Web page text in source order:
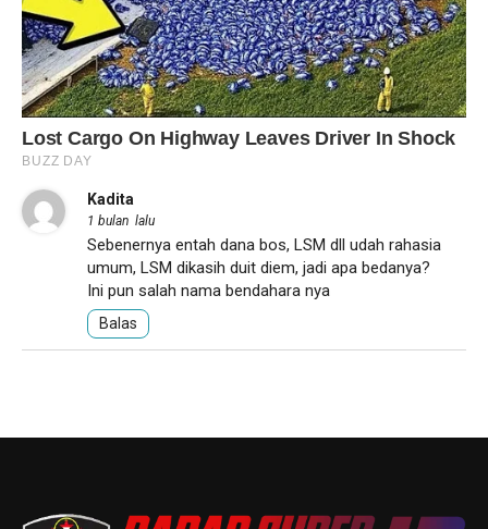
Kadita
1 bulan lalu
Sebenernya entah dana bos, LSM dll udah rahasia
umum, LSM dikasih duit diem, jadi apa bedanya?
Ini pun salah nama bendahara nya
Balas